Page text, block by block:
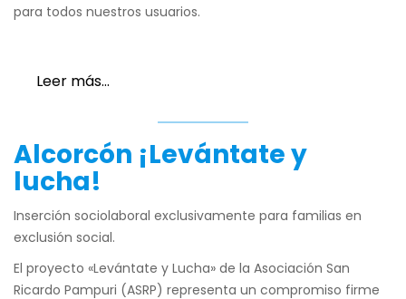
para todos nuestros usuarios.
Leer más…
Alcorcón ¡Levántate y
lucha!
Inserción sociolaboral exclusivamente para familias en
exclusión social.
El proyecto «Levántate y Lucha» de la Asociación San
Ricardo Pampuri (ASRP) representa un compromiso firme